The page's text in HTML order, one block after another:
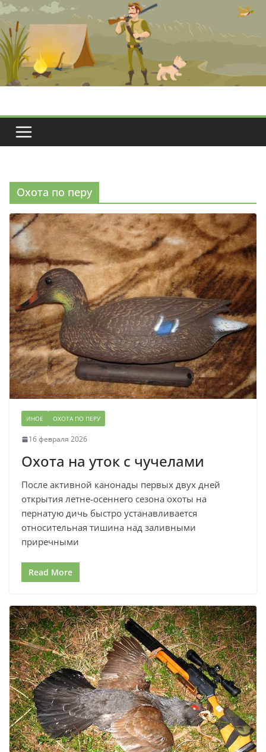
Перейти
содержимому
Охота по перу
ИНОЕ ОХОТА ПО ПЕРУ
16 февраля 2026
Охота на уток с чучелами
После активной канонады первых двух дней
открытия летне-осеннего сезона охоты на
пернатую дичь быстро устанавливается
относительная тишина над заливными
приречными
Read More